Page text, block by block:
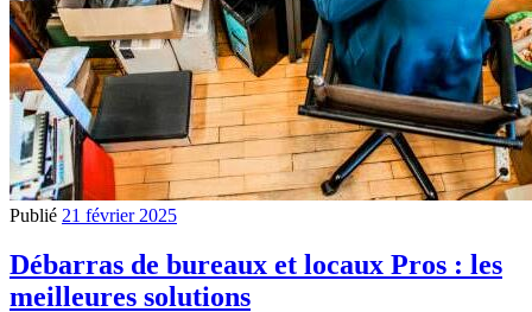
Publié 21 février 2025
Débarras de bureaux et locaux Pros : les
meilleures solutions